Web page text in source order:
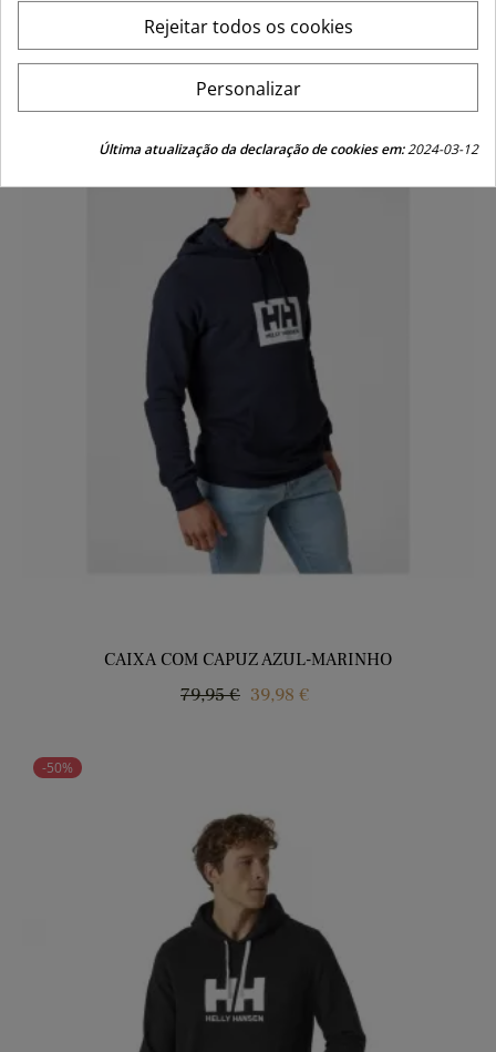
Regular
price
99,95 €
CAIXA COM CAPUZ AZUL-MARINHO
Regular
79,95 € Price
39,98 €
-50%
Rejeitar todos os cookies
Personalizar
Última atualização da declaração de cookies em:2024-03-12